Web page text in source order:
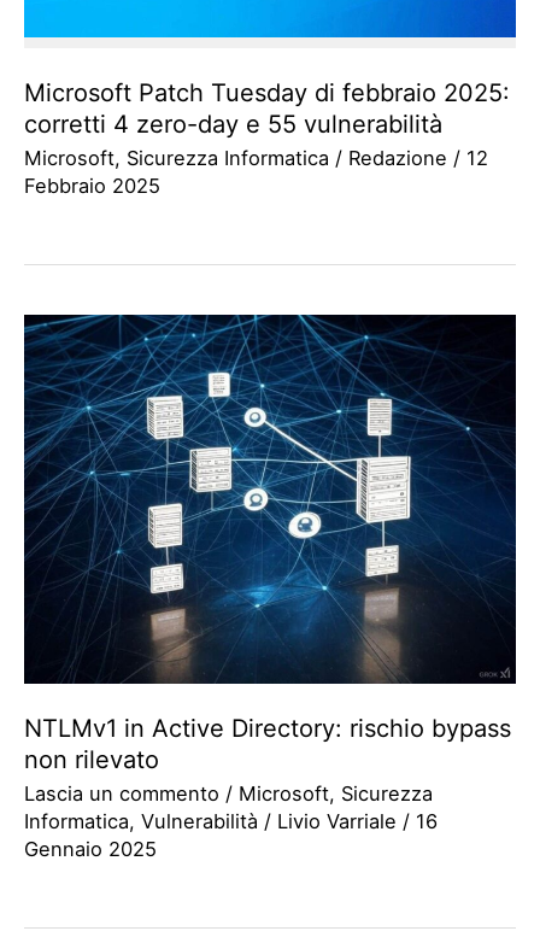
Microsoft Patch Tuesday di febbraio 2025:
corretti 4 zero-day e 55 vulnerabilità
Microsoft, Sicurezza Informatica / Redazione / 12
Febbraio 2025
NTLMv1 in Active Directory: rischio bypass
non rilevato
Lascia un commento / Microsoft, Sicurezza
Informatica, Vulnerabilità / Livio Varriale / 16
Gennaio 2025